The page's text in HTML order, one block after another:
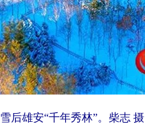
雪后雄安“千年秀林”。柴志 摄